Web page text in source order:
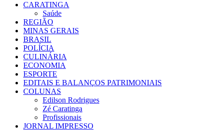
CARATINGA
Saúde
REGIÃO
MINAS GERAIS
BRASIL
POLÍCIA
CULINÁRIA
ECONOMIA
ESPORTE
EDITAIS E BALANÇOS PATRIMONIAIS
COLUNAS
Edilson Rodrigues
Zé Caratinga
Profissionais
JORNAL IMPRESSO